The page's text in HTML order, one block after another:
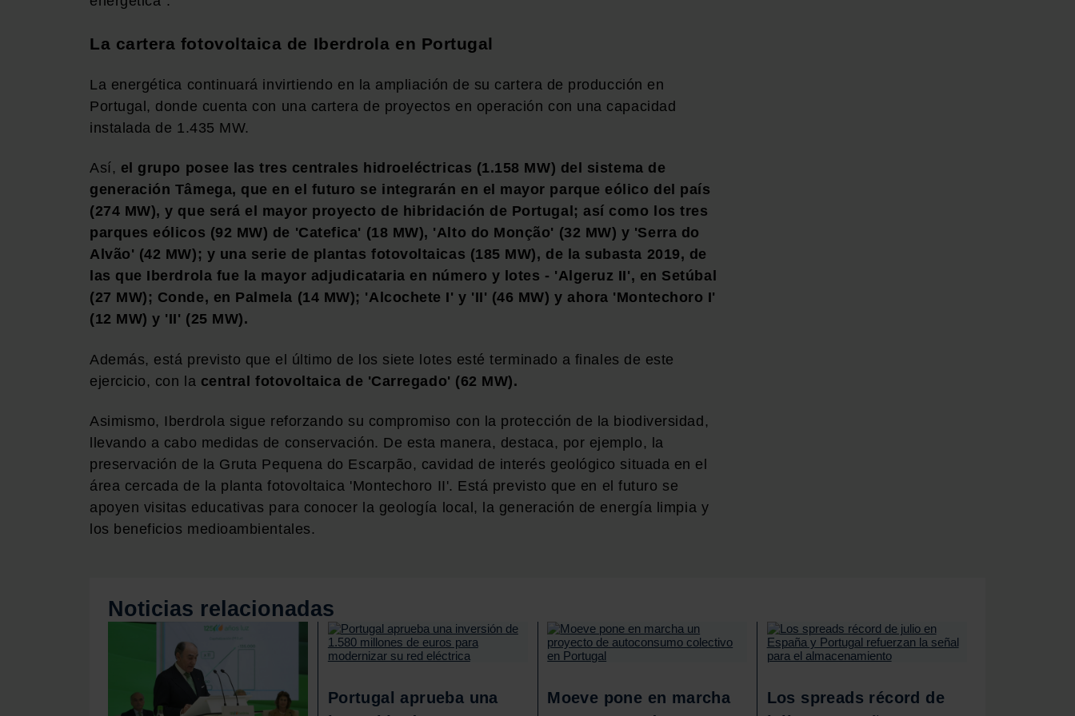
La cartera fotovoltaica de Iberdrola en Portugal
La energética continuará invirtiendo en la ampliación de su cartera de producción en
Portugal, donde cuenta con una cartera de proyectos en operación con una capacidad
instalada de 1.435 MW.
Así, el grupo posee las tres centrales hidroeléctricas (1.158 MW) del sistema de
generación Tâmega, que en el futuro se integrarán en el mayor parque eólico del país
(274 MW), y que será el mayor proyecto de hibridación de Portugal; así como los tres
parques eólicos (92 MW) de 'Catefica' (18 MW), 'Alto do Monção' (32 MW) y 'Serra do
Alvão' (42 MW); y una serie de plantas fotovoltaicas (185 MW), de la subasta 2019, de
las que Iberdrola fue la mayor adjudicataria en número y lotes - 'Algeruz II', en Setúbal
(27 MW); Conde, en Palmela (14 MW); 'Alcochete I' y 'II' (46 MW) y ahora 'Montechoro I'
(12 MW) y 'II' (25 MW).
Además, está previsto que el último de los siete lotes esté terminado a finales de este
ejercicio, con la central fotovoltaica de 'Carregado' (62 MW).
Asimismo, Iberdrola sigue reforzando su compromiso con la protección de la biodiversidad,
llevando a cabo medidas de conservación. De esta manera, destaca, por ejemplo, la
preservación de la Gruta Pequena do Escarpão, cavidad de interés geológico situada en el
área cercada de la planta fotovoltaica 'Montechoro II'. Está previsto que en el futuro se
apoyen visitas educativas para conocer la geología local, la generación de energía limpia y
los beneficios medioambientales.
Noticias relacionadas
Portugal aprueba una
Moeve pone en marcha
Los spreads récord de